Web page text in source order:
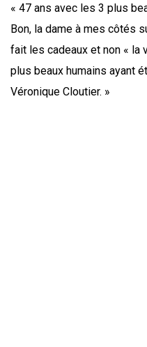
« 47 ans avec les 3 plus
Bon, la dame à mes côtés
fait les cadeaux et non « la
plus beaux humains ayant
Véronique Cloutier. »